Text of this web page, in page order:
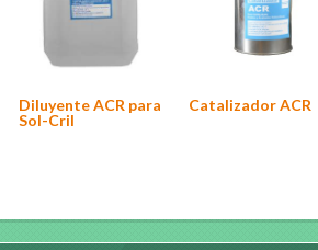
Diluyente ACR para
Sol-Cril
Catalizador ACR